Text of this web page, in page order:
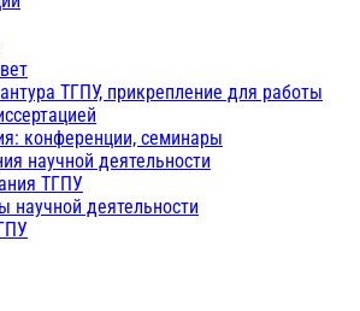
ТГПУ, прикрепление для работы
конференции, семинары
научной деятельности
ТГПУ
научной деятельности